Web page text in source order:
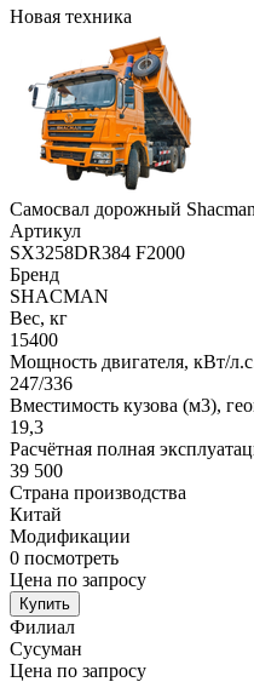
Новая техника
Самосвал дорожный
Артикул
SX3258DR384 F2000
Бренд
SHACMAN
Вес, кг
15400
Мощность двигателя, кВт/
247/336
Вместимость кузова (м3),
19,3
Расчётная полная
39 500
Страна производства
Китай
Модификации
0 посмотреть
Цена по запросу
Купить
Филиал
Сусуман
Цена по запросу